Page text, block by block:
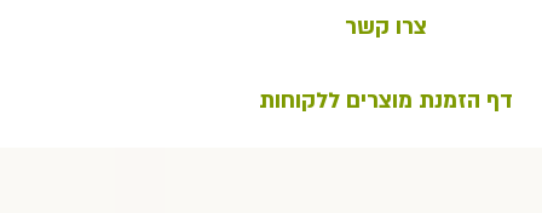
צרו קשר
דף הזמנת מוצרים ללקוחות